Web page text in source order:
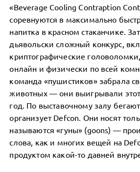
«Beverage Cooling Contraption
соревнуются в максимально
напитка в красном стаканчике.
дьявольски сложный конкурс,
криптографические
онлайн и физически по всей
команда «пушистиков» забрала
животных — они выигрывали
год. По выставочному залу
организует Defcon. Они носят
называются «гуны» (goons) —
слова, как и многих вещей на
продуктом какой-то давней